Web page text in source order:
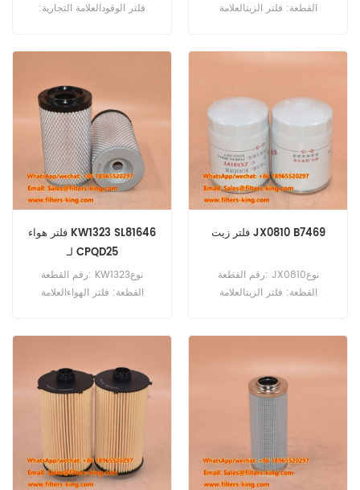
فلتر الوقودالعلامة التجارية:
3400 3508 3508B 3512B
3512C 3516 3516B.
القطعة: فلتر الزيتالعلامة
P، 6 LPA-DTZE P، 6 LPA-
DZ/E/P، 6 LPA-STE P، 6 LPA-
STZE/P، 6 LP-DTZE P، 6 LP-
STE P.
فلتر هواء KW1323 SL81646
لـ CPQD25
رقم القطعة: KW1323نوع
القطعة: فلتر الهواءالعلامة
SA18081 للاستخدام في
Hangcha CPQD25 CPQD35.
فلتر زيت JX0810 B7469
رقم القطعة: JX0810نوع
القطعة: فلتر الزيتالعلامة